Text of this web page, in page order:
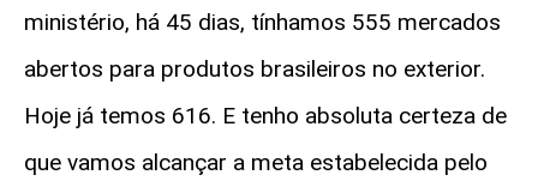
ministério, há 45 dias, tínhamos 555 mercados
abertos para produtos brasileiros no exterior.
Hoje já temos 616. E tenho absoluta certeza de
que vamos alcançar a meta estabelecida pelo